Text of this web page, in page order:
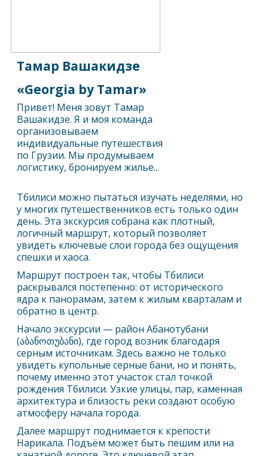
Тбилиси можно пытаться изучать неделями, но
у многих путешественников есть только один
день. Эта экскурсия собрана как плотный,
логичный маршрут, который позволяет
увидеть ключевые слои города без ощущения
спешки и хаоса.
Маршрут построен так, чтобы Тбилиси
раскрывался постепенно: от исторического
ядра к панорамам, затем к жилым кварталам и
обратно в центр.
Начало экскурсии — район Абанотубани
(აბანოთუბანი), где город возник благодаря
серным источникам. Здесь важно не только
увидеть купольные серные бани, но и понять,
почему именно этот участок стал точкой
рождения Тбилиси. Узкие улицы, пар, каменная
архитектура и близость реки создают особую
атмосферу начала города.
Далее маршрут поднимается к крепости
Нарикала. Подъём может быть пешим или на
Тамар Вашакидзе
«Georgia by Tamar»
Привет! Меня зовут Тамар
Вашакидзе. Я и моя команда
организовываем
индивидуальные путешествия
по Грузии. Мы продумываем
логистику, бронируем жилье...